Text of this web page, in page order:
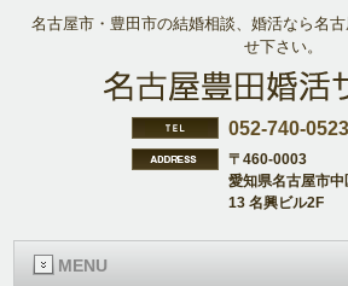
名古屋市・豊田市の結婚相談、婚活なら名
せ下さい。
052-740-0523
〒460-0003
愛知県名古屋市
13 名興ビル2F
MENU